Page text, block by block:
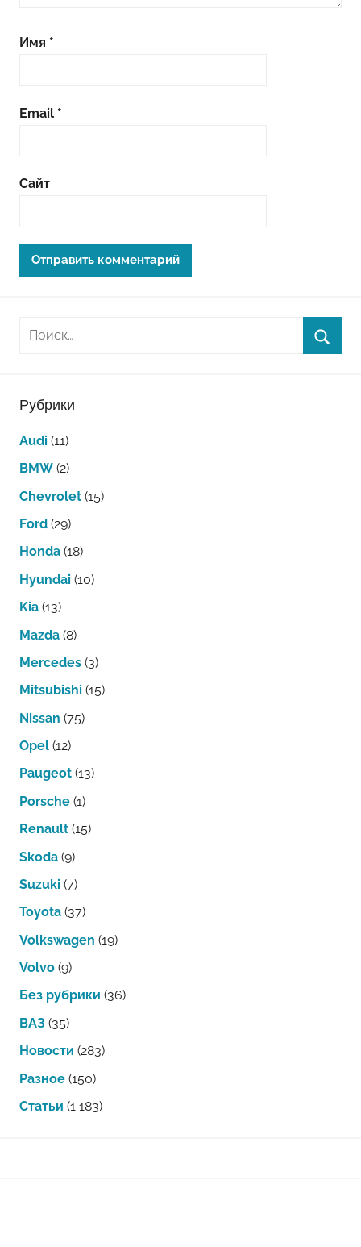
Имя *
Email *
Сайт
Рубрики
Audi (11)
BMW (2)
Chevrolet (15)
Ford (29)
Honda (18)
Hyundai (10)
Kia (13)
Mazda (8)
Mercedes (3)
Mitsubishi (15)
Nissan (75)
Opel (12)
Paugeot (13)
Porsche (1)
Renault (15)
Skoda (9)
Suzuki (7)
Toyota (37)
Volkswagen (19)
Volvo (9)
Без рубрики (36)
ВАЗ (35)
Новости (283)
Разное (150)
Статьи (1 183)